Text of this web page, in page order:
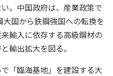
。中国政府は、産業政策で
国から鉄鋼強国への転換を
輸入に依存する高級鋼材の
輸出拡大を図る。
「臨海基地」を建設する大